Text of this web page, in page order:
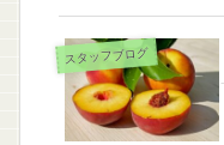
スタッフブログ